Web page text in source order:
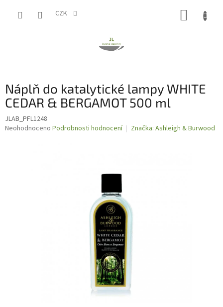
CZK
Náplň do katalytické lampy WHITE
CEDAR & BERGAMOT 500 ml
JLAB_PFL1248
Průměrné
Neohodnoceno Podrobnosti hodnocení Značka: Ashleigh & Burwood